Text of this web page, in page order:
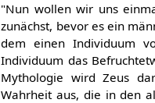
"Nun wollen wir uns
zunächst, bevor es ein
dem einen Individuum
Individuum das
Mythologie wird Zeus
Wahrheit aus, die in den